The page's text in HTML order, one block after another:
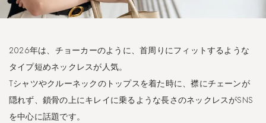
2026年は、チョーカーのように、首周りにフィットするような
タイプ短めネックレスが人気。
Tシャツやクルーネックのトップスを着た時に、襟にチェーンが
隠れず、鎖骨の上にキレイに乗るような長さのネックレスがSNS
を中心に話題です。